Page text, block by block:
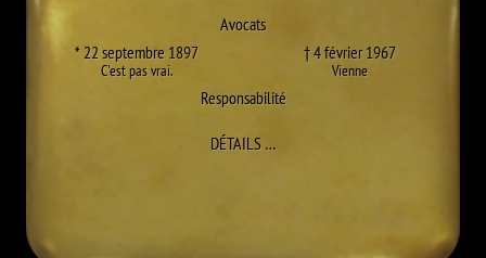
Avocats
* 22 septembre 1897
C'est pas vrai.
† 4 février 1967
Vienne
Responsabilité
DÉTAILS…À KURT NESTOR